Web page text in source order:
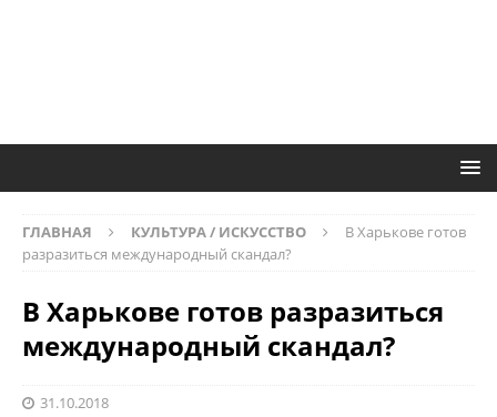
ГЛАВНАЯ КУЛЬТУРА / ИСКУССТВО
В Харькове готов
разразиться международный скандал?
В Харькове готов разразиться
международный скандал?
31.10.2018